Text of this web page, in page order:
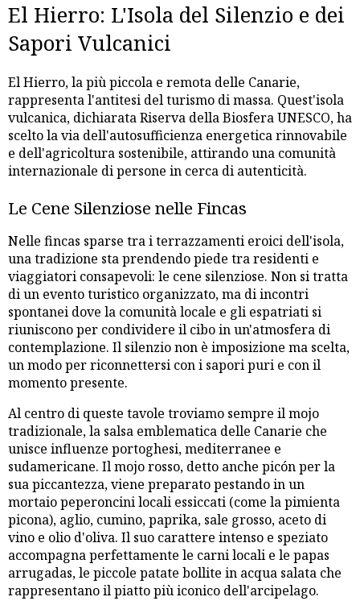
El Hierro: L'Isola del Silenzio e dei
Sapori Vulcanici
El Hierro, la più piccola e remota delle Canarie,
rappresenta l'antitesi del turismo di massa. Quest'isola
vulcanica, dichiarata Riserva della Biosfera UNESCO, ha
scelto la via dell'autosufficienza energetica rinnovabile
e dell'agricoltura sostenibile, attirando una comunità
internazionale di persone in cerca di autenticità.
Le Cene Silenziose nelle Fincas
Nelle fincas sparse tra i terrazzamenti eroici dell'isola,
una tradizione sta prendendo piede tra residenti e
viaggiatori consapevoli: le cene silenziose. Non si tratta
di un evento turistico organizzato, ma di incontri
spontanei dove la comunità locale e gli espatriati si
riuniscono per condividere il cibo in un'atmosfera di
contemplazione. Il silenzio non è imposizione ma scelta,
un modo per riconnettersi con i sapori puri e con il
momento presente.
Al centro di queste tavole troviamo sempre il mojo
tradizionale, la salsa emblematica delle Canarie che
unisce influenze portoghesi, mediterranee e
sudamericane. Il mojo rosso, detto anche picón per la
sua piccantezza, viene preparato pestando in un
mortaio peperoncini locali essiccati (come la pimienta
picona), aglio, cumino, paprika, sale grosso, aceto di
vino e olio d'oliva. Il suo carattere intenso e speziato
accompagna perfettamente le carni locali e le papas
arrugadas, le piccole patate bollite in acqua salata che
rappresentano il piatto più iconico dell'arcipelago.